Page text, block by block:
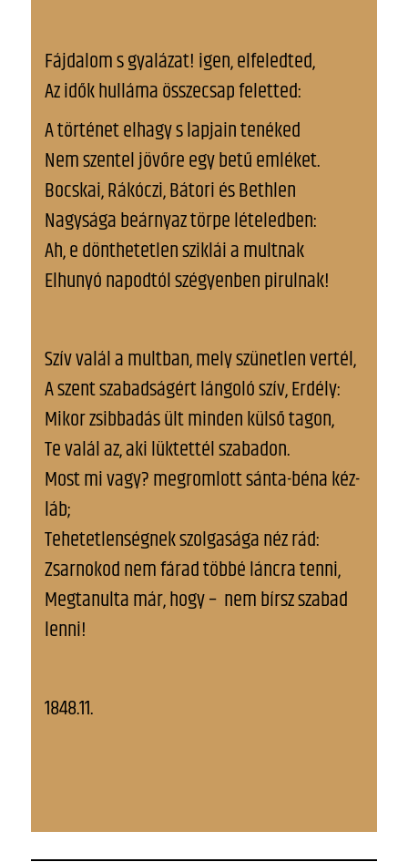
Fájdalom s gyalázat! igen, elfeledted,
Az idők hulláma összecsap feletted:
A történet elhagy s lapjain tenéked
Nem szentel jövőre egy betű emléket.
Bocskai, Rákóczi, Bátori és Bethlen
Nagysága beárnyaz törpe lételedben:
Ah, e dönthetetlen sziklái a multnak
Elhunyó napodtól szégyenben pirulnak!
Szív valál a multban, mely szünetlen vertél,
A szent szabadságért lángoló szív, Erdély:
Mikor zsibbadás ült minden külső tagon,
Te valál az, aki lüktettél szabadon.
Most mi vagy? megromlott sánta-béna kéz-
láb;
Tehetetlenségnek szolgasága néz rád:
Zsarnokod nem fárad többé láncra tenni,
Megtanulta már, hogy – nem bírsz szabad
lenni!
1848.11.